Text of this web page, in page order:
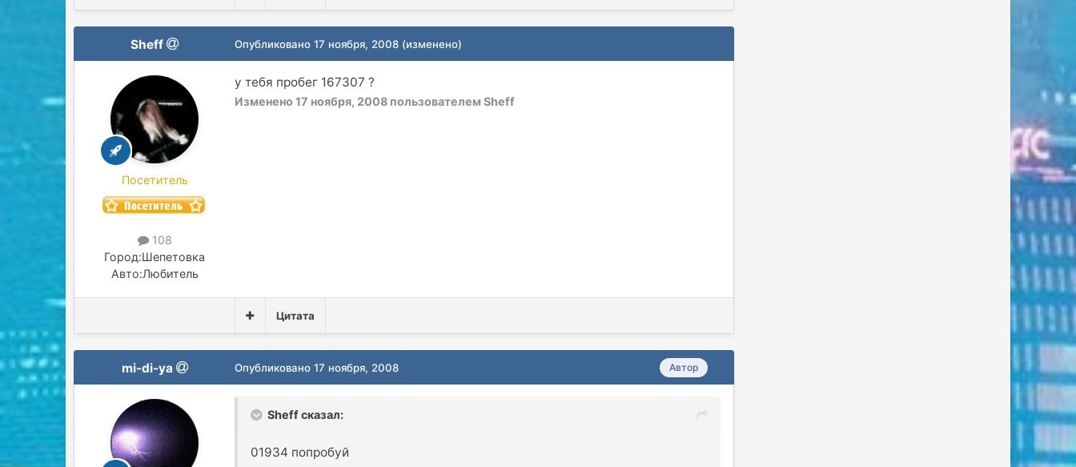
Sheff
Посетитель
108
Город:Шепетовка
Авто:Любитель
Опубликовано17 ноября, 2008 (изменено)
у тебя пробег 167307 ?
Изменено17 ноября, 2008 пользователем Sheff
Цитата
mi-di-ya Автор
Опубликовано17 ноября, 2008
Sheff сказал:
01934 попробуй